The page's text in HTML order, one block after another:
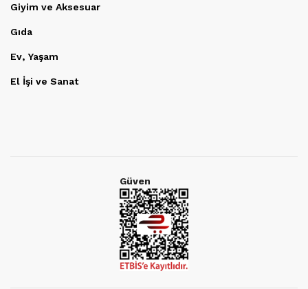
Giyim ve Aksesuar
Gıda
Ev, Yaşam
El İşi ve Sanat
Güven